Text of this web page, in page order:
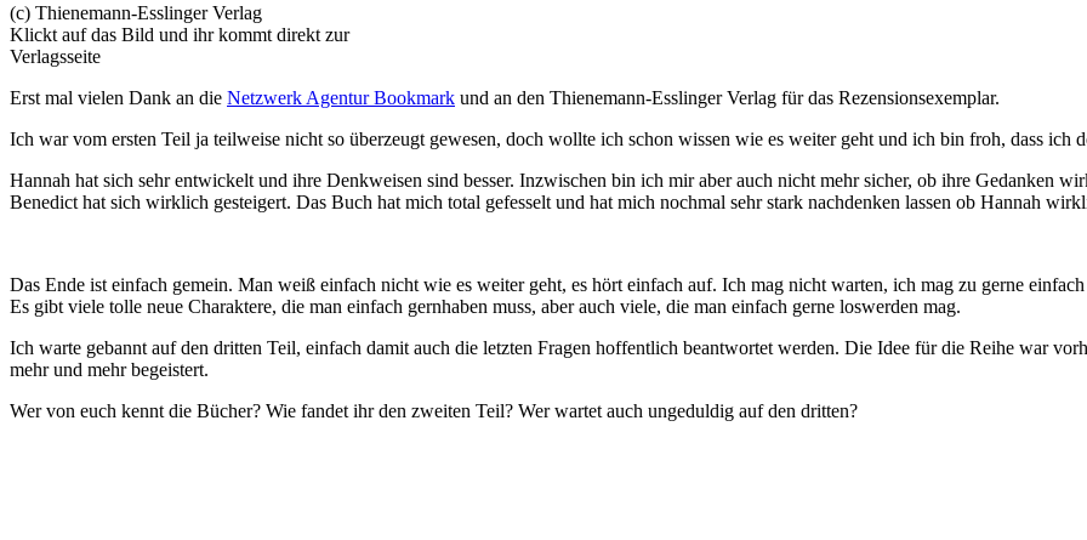
(c) Thienemann-Esslinger Verlag
Klickt auf das Bild und ihr kommt direkt zur
Verlagsseite
Erst mal vielen Dank an die Netzwerk Agentur Bookmark und an den Thienemann-Esslinger Verlag für das Rezensionsexemplar.
Ich war vom ersten Teil ja teilweise nicht so überzeugt gewesen, doch wollte ich schon wissen wie es weiter geht und ich bin froh, dass ich
Hannah hat sich sehr entwickelt und ihre Denkweisen sind besser. Inzwischen bin ich mir aber auch nicht mehr sicher, ob ihre Gedanken
Benedict hat sich wirklich gesteigert. Das Buch hat mich total gefesselt und hat mich nochmal sehr stark nachdenken lassen ob Hannah
Das Ende ist einfach gemein. Man weiß einfach nicht wie es weiter geht, es hört einfach auf. Ich mag nicht warten, ich mag zu gerne
Es gibt viele tolle neue Charaktere, die man einfach gernhaben muss, aber auch viele, die man einfach gerne loswerden mag.
Ich warte gebannt auf den dritten Teil, einfach damit auch die letzten Fragen hoffentlich beantwortet werden. Die Idee für die Reihe war
mehr und mehr begeistert.
Wer von euch kennt die Bücher? Wie fandet ihr den zweiten Teil? Wer wartet auch ungeduldig auf den dritten?